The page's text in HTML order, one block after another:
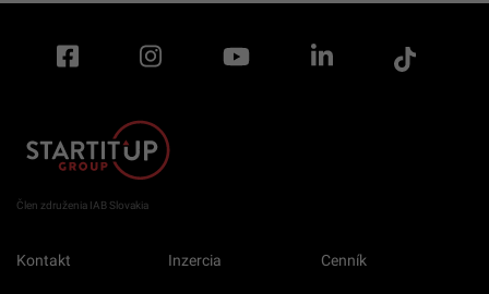
Člen združenia IAB Slovakia
Kontakt Inzercia Cenník